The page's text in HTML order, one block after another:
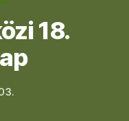
18.